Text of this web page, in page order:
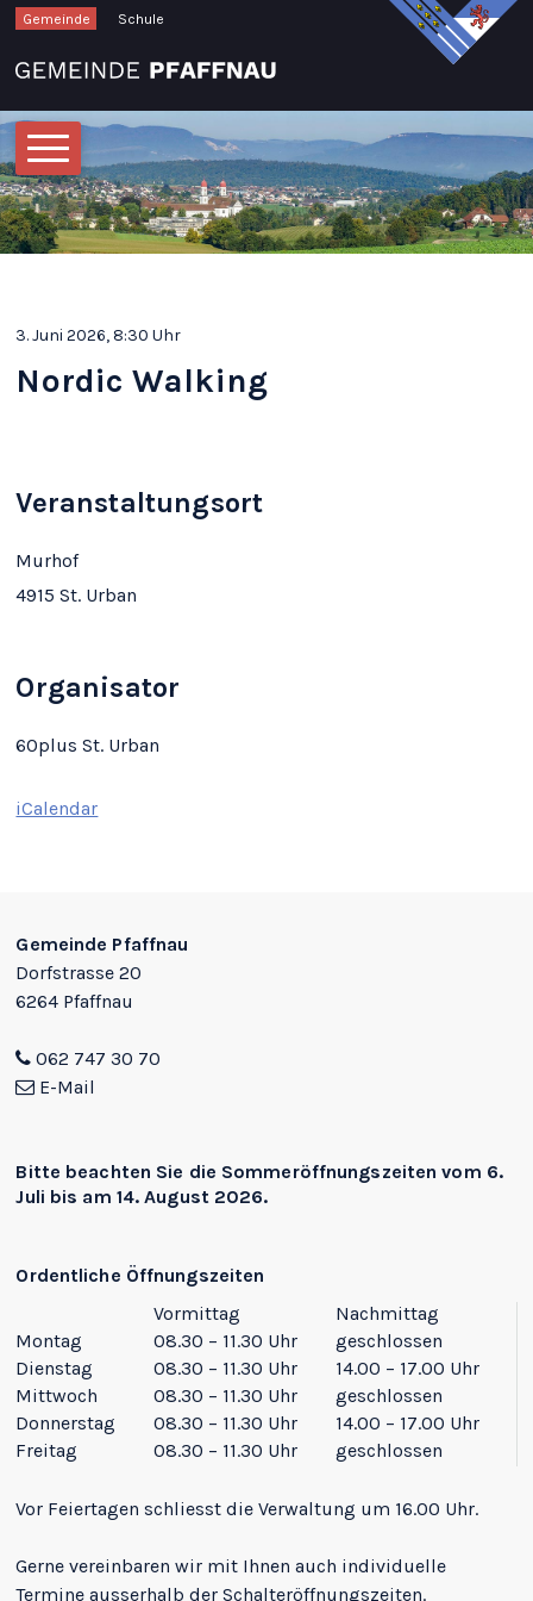
Navigieren in Pfaffnau
Schnellnavigation
Gemeinde Schule
Nordic Walking
3. Juni 2026, 8:30 Uhr
Veranstaltungsort
Murhof
4915 St. Urban
Organisator
60plus St. Urban
iCalendar
Gemeinde Pfaffnau
Dorfstrasse 20
6264 Pfaffnau
062 747 30 70
E-Mail
Bitte beachten Sie die Sommeröffnungszeiten vom 6.
Juli bis am 14. August 2026.
Ordentliche Öffnungszeiten
Vormittag
Nachmittag
Montag
08.30 – 11.30 Uhr
geschlossen
Dienstag
08.30 – 11.30 Uhr
14.00 – 17.00 Uhr
Mittwoch
08.30 – 11.30 Uhr
geschlossen
Donnerstag
08.30 – 11.30 Uhr
14.00 – 17.00 Uhr
Freitag
08.30 – 11.30 Uhr geschlossen
Vor Feiertagen schliesst die Verwaltung um 16.00 Uhr.
Gerne vereinbaren wir mit Ihnen auch individuelle
Termine ausserhalb der Schalteröffnungszeiten.